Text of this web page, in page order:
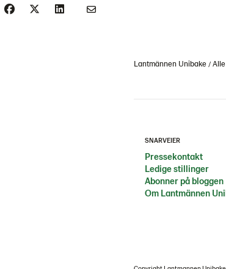
Lantmännen Unibake
SNARVEIER
Pressekontakt
Ledige stillinger
Abonner på bloggen
Om Lantmännen